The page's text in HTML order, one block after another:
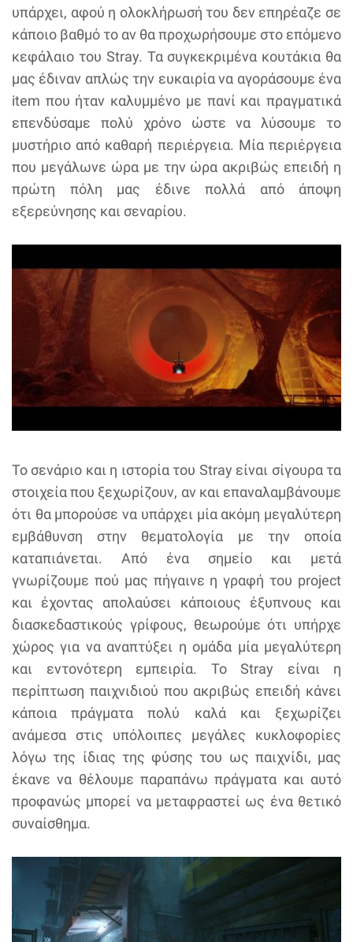
υπάρχει, αφού η ολοκλήρωσή του δεν επηρέαζε σε
κάποιο βαθμό το αν θα προχωρήσουμε στο επόμενο
κεφάλαιο του Stray. Τα συγκεκριμένα κουτάκια θα
μας έδιναν απλώς την ευκαιρία να αγοράσουμε ένα
item που ήταν καλυμμένο με πανί και πραγματικά
επενδύσαμε πολύ χρόνο ώστε να λύσουμε το
μυστήριο από καθαρή περιέργεια. Μία περιέργεια
που μεγάλωνε ώρα με την ώρα ακριβώς επειδή η
πρώτη πόλη μας έδινε πολλά από άποψη
εξερεύνησης και σεναρίου.
To σενάριο και η ιστορία του Stray είναι σίγουρα τα
στοιχεία που ξεχωρίζουν, αν και επαναλαμβάνουμε
ότι θα μπορούσε να υπάρχει μία ακόμη μεγαλύτερη
εμβάθυνση στην θεματολογία με την οποία
καταπιάνεται. Από ένα σημείο και μετά
γνωρίζουμε πού μας πήγαινε η γραφή του project
και έχοντας απολαύσει κάποιους έξυπνους και
διασκεδαστικούς γρίφους, θεωρούμε ότι υπήρχε
χώρος για να αναπτύξει η ομάδα μία μεγαλύτερη
και εντονότερη εμπειρία. Το Stray είναι η
περίπτωση παιχνιδιού που ακριβώς επειδή κάνει
κάποια πράγματα πολύ καλά και ξεχωρίζει
ανάμεσα στις υπόλοιπες μεγάλες κυκλοφορίες
λόγω της ίδιας της φύσης του ως παιχνίδι, μας
έκανε να θέλουμε παραπάνω πράγματα και αυτό
προφανώς μπορεί να μεταφραστεί ως ένα θετικό
συναίσθημα.